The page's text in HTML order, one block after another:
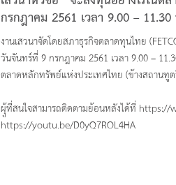
กรกฎาคม 2561 เวลา 9.00 –
งานเสวนาจัดโดยสภาธุรกิจตลาดทุนไทย
วันจันทร์ที่ 9 กรกฎาคม 2561 เวลา 9.00 –
ตลาดหลักทรัพย์แห่งประเทศไทย (ข้างสถานทู
ผุู้ที่สนใจสามารถติดตามย้อนหลังได้ที่
https://youtu.be/D0yQ7ROL4HA